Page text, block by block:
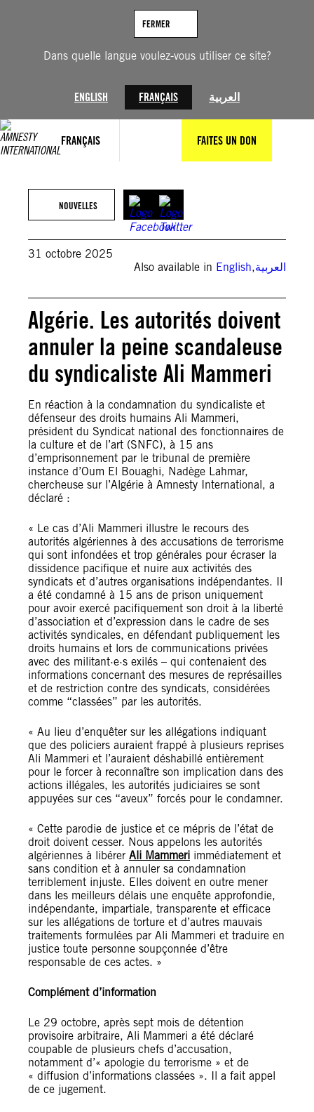
Dans quelle langue voulez-vous utiliser ce site?
ENGLISH FRANÇAIS العربية
FERMER
FRANÇAIS FAITES UN DON
NOUVELLES
31 octobre 2025
Also available in English,العربية
Algérie. Les autorités doivent
annuler la peine scandaleuse
du syndicaliste Ali Mammeri
En réaction à la condamnation du syndicaliste et
défenseur des droits humains Ali Mammeri,
président du Syndicat national des fonctionnaires de
la culture et de l’art (SNFC), à 15 ans
d’emprisonnement par le tribunal de première
instance d’Oum El Bouaghi, Nadège Lahmar,
chercheuse sur l’Algérie à Amnesty International, a
déclaré :
« Le cas d’Ali Mammeri illustre le recours des
autorités algériennes à des accusations de terrorisme
qui sont infondées et trop générales pour écraser la
dissidence pacifique et nuire aux activités des
syndicats et d’autres organisations indépendantes. Il
a été condamné à 15 ans de prison uniquement
pour avoir exercé pacifiquement son droit à la liberté
d’association et d’expression dans le cadre de ses
activités syndicales, en défendant publiquement les
droits humains et lors de communications privées
avec des militant·e·s exilés – qui contenaient des
informations concernant des mesures de représailles
et de restriction contre des syndicats, considérées
comme “classées” par les autorités.
« Au lieu d’enquêter sur les allégations indiquant
que des policiers auraient frappé à plusieurs reprises
Ali Mammeri et l’auraient déshabillé entièrement
pour le forcer à reconnaître son implication dans des
actions illégales, les autorités judiciaires se sont
appuyées sur ces “aveux” forcés pour le condamner.
« Cette parodie de justice et ce mépris de l’état de
droit doivent cesser. Nous appelons les autorités
algériennes à libérer Ali Mammeri immédiatement et
sans condition et à annuler sa condamnation
terriblement injuste. Elles doivent en outre mener
dans les meilleurs délais une enquête approfondie,
indépendante, impartiale, transparente et efficace
sur les allégations de torture et d’autres mauvais
traitements formulées par Ali Mammeri et traduire en
justice toute personne soupçonnée d’être
responsable de ces actes. »
Complément d’information
Le 29 octobre, après sept mois de détention
provisoire arbitraire, Ali Mammeri a été déclaré
coupable de plusieurs chefs d’accusation,
notamment d’« apologie du terrorisme » et de
« diffusion d’informations classées ». Il a fait appel
de ce jugement.